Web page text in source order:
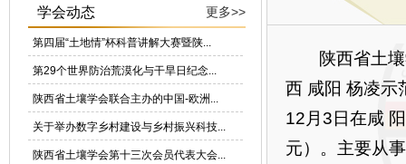
更多>>
学会动态
第四届“土地情”杯科普讲解大赛暨陕...
第29个世界防治荒漠化与干旱日纪念...
陕西省土壤学会联合主办的中国-欧洲...
关于举办数字乡村建设与乡村振兴科技...
陕西省土壤学会第十三次会员代表大会...
陕西省土
西 咸阳 杨凌示
12月3日在咸
元）。主要从